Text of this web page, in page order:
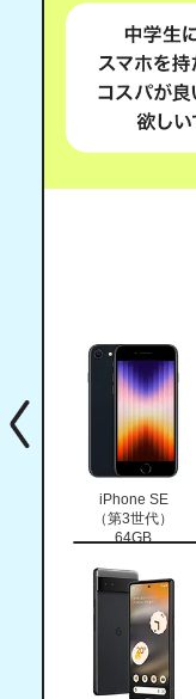
iPhone SE
（第3世代）
64GB